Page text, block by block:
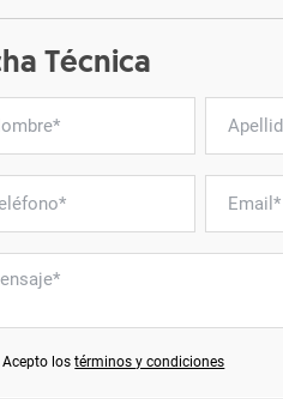
Técnica
Acepto lostérminos y condiciones